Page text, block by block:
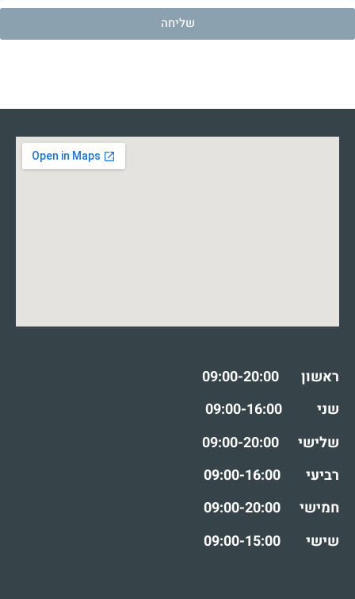
שליחה
ראשון
09:00-20:00
שני
09:00-16:00
שלישי
09:00-20:00
רביעי
09:00-16:00
חמישי
09:00-20:00
שישי
09:00-15:00